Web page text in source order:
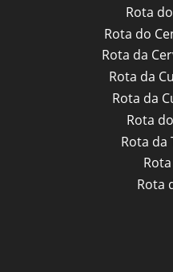
Rota
Rota do
Rota da
Rota da
Rota da
Rota
Rota da
Rota